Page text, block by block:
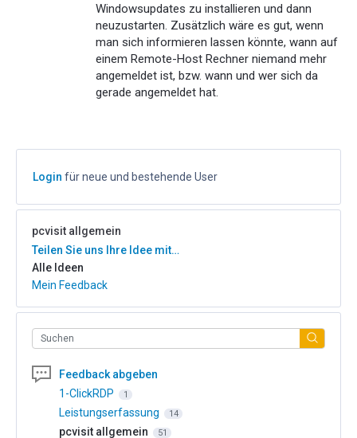
Windowsupdates zu installieren und dann
neuzustarten. Zusätzlich wäre es gut, wenn
man sich informieren lassen könnte, wann auf
einem Remote-Host Rechner niemand mehr
angemeldet ist, bzw. wann und wer sich da
gerade angemeldet hat.
Login für neue und bestehende User
pcvisit allgemein
Kategorien
Teilen Sie uns Ihre Idee mit…
Alle Ideen
Mein Feedback
Suchen
Feedback abgeben
1-ClickRDP
1
Leistungserfassung 14
pcvisit allgemein 51